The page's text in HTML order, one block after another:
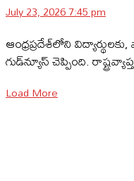
July 23, 2026 7:45 pm
ఆంధ్రప్రదేశ్‌లోని
గుడ్‌న్యూస్ చెప్పింది.
Load More